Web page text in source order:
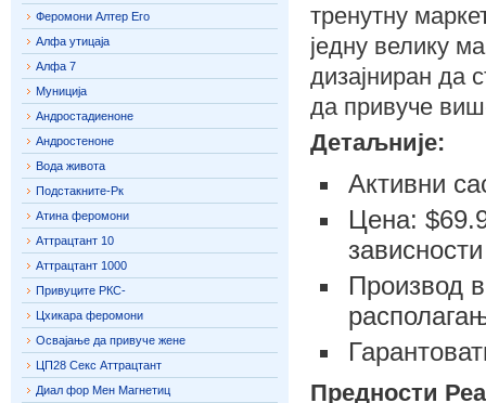
тренутну
једну велику
дизајниран да
да привуче
Детаљније:
Активни
Цена:
Производ
Предности
Феромони Алтер Его
Алфа утицаја
Алфа 7
Муниција
Андростадиеноне
Андростеноне
Вода живота
Подстакните-Рк
Атина феромони
Аттрацтант 10
Аттрацтант 1000
Привуците РКС-
Цхикара феромони
Освајање да привуче жене
ЦП28 Секс Аттрацтант
Диал фор Мен Магнетиц